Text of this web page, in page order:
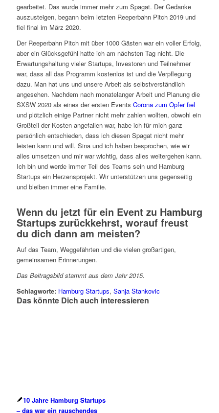
gearbeitet. Das wurde immer mehr zum Spagat. Der Gedanke
auszusteigen, begann beim letzten Reeperbahn Pitch 2019 und
fiel final im März 2020.
Der Reeperbahn Pitch mit über 1000 Gästen war ein voller Erfolg,
aber ein Glücksgefühl hatte ich am nächsten Tag nicht. Die
Erwartungshaltung vieler Startups, Investoren und Teilnehmer
war, dass all das Programm kostenlos ist und die Verpflegung
dazu. Man hat uns und unsere Arbeit als selbstverständlich
angesehen. Nachdem nach monatelanger Arbeit und Planung die
SXSW 2020 als eines der ersten Events Corona zum Opfer fiel
und plötzlich einige Partner nicht mehr zahlen wollten, obwohl ein
Großteil der Kosten angefallen war, habe ich für mich ganz
persönlich entschieden, dass ich diesen Spagat nicht mehr
leisten kann und will. Sina und ich haben besprochen, wie wir
alles umsetzen und mir war wichtig, dass alles weitergehen kann.
Ich bin und werde immer Teil des Teams sein und Hamburg
Startups ein Herzensprojekt. Wir unterstützen uns gegenseitig
und bleiben immer eine Familie.
Wenn du jetzt für ein Event zu Hamburg
Startups zurückkehrst, worauf freust
du dich dann am meisten?
Auf das Team, Weggefährten und die vielen großartigen,
gemeinsamen Erinnerungen.
Das Beitragsbild stammt aus dem Jahr 2015.
Schlagworte: Hamburg Startups, Sanja Stankovic
Das könnte Dich auch interessieren
10 Jahre Hamburg Startups
– das war ein rauschendes